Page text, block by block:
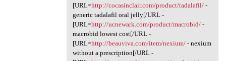
[URL=http://cocasinclair.com/product/tadalafil/-
generic tadalafil oral jelly[/URL -
[URL=http://ucnewark.com/product/macrobid/-
macrobid lowest cost[/URL -
[URL=http://beauviva.com/item/nexium/- nexium
without a prescription[/URL -